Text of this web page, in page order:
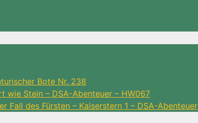
Bote Nr. 238
wie Stein – DSA-Abenteuer – HW067
Fall des Fürsten – Kaiserstern 1 – DSA-Abenteuer